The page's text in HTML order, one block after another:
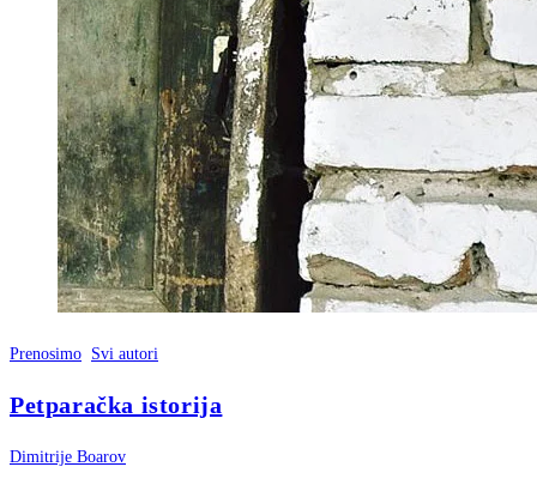
Prenosimo Svi autori
Petparačka istorija
Dimitrije Boarov